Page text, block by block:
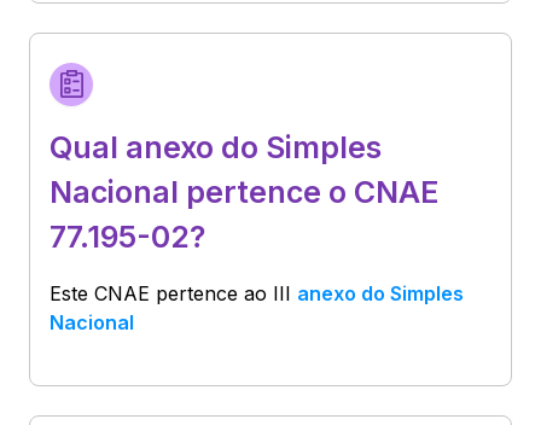
Qual anexo do Simples
Nacional pertence o CNAE
77.195-02?
Este CNAE pertence ao III anexo do Simples
Nacional